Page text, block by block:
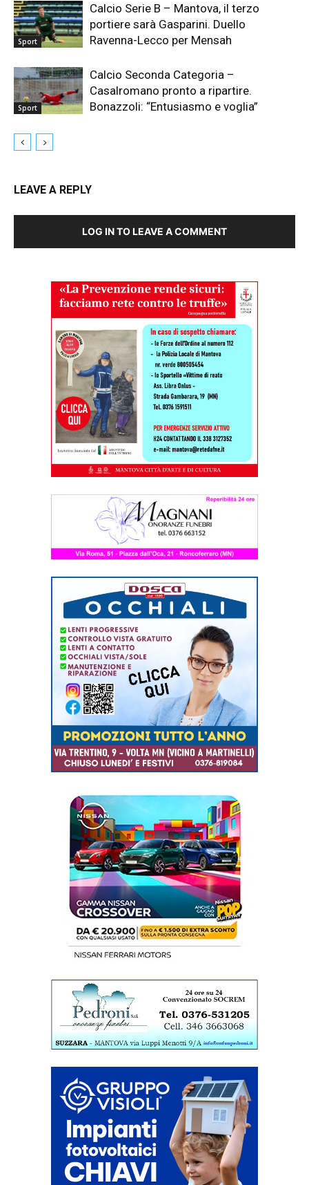
Sport
Calcio Serie B – Mantova, il terzo
portiere sarà Gasparini. Duello
Ravenna-Lecco per Mensah
Sport
Calcio Seconda Categoria –
Casalromano pronto a ripartire.
Bonazzoli: “Entusiasmo e voglia”
LEAVE A REPLY
LOG IN TO LEAVE A COMMENT